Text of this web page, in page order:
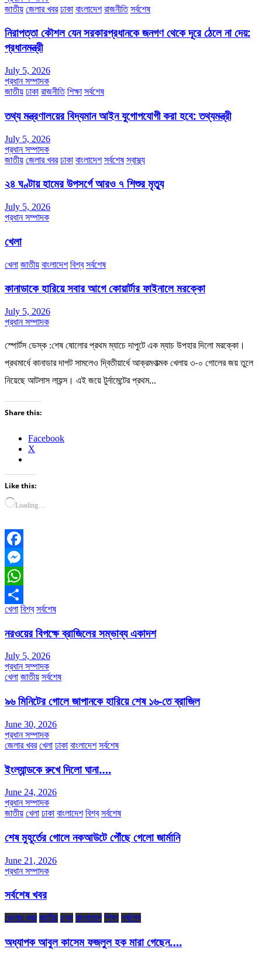
জাতীয় জেলার খবর ঢাকা বাংলাদেশ রাজনীতি সর্বশেষ
নিরাপত্তা কৌশল যেন সরকারপ্রধানকে জনগণ থেকে দূরে ঠেলে না দেয়:
প্রধানমন্ত্রী
July 5, 2026
প্রধান সম্পাদক
জাতীয় ঢাকা রাজনীতি শিক্ষা সর্বশেষ
তথ্য মন্ত্রণালয়ের বিদ্যমান আইন যুগোপযোগী করা হবে: তথ্যমন্ত্রী
July 5, 2026
প্রধান সম্পাদক
জাতীয় জেলার খবর ঢাকা বাংলাদেশ সর্বশেষ স্বাস্থ্য
২৪ ঘণ্টায় হামের উপসর্গে আরও ৭ শিশুর মৃত্যু
July 5, 2026
প্রধান সম্পাদক
খেলা
খেলা জাতীয় বাংলাদেশ বিশ্ব সর্বশেষ
কানাডাকে হারিয়ে সবার আগে কোয়ার্টার ফাইনালে মরক্কো
July 5, 2026
প্রধান সম্পাদক
স্পোর্টস ডেস্ক :শেষ ষোলোর প্রথম ম্যাচে দাপুটে এক ম্যাচ উপহার দিলো মরক্কো।
প্রথমার্ধে কানাডার দাপট সামলেও দ্বিতীয়ার্ধে আক্রমণাত্মক খেলায় ৩-০ গোলের জয় তুলে
নিয়েছে আটলাস লায়ন্স। এই জয়ে টুর্নামেন্টের প্রথম…
Share this:
Facebook
X
Like this:
Loading…
Facebook
Messenger
WhatsApp
Share
খেলা বিশ্ব সর্বশেষ
নরওয়ের বিপক্ষে ব্রাজিলের সম্ভাব্য একাদশ
July 5, 2026
প্রধান সম্পাদক
খেলা জাতীয় সর্বশেষ
৯৬ মিনিটের গোলে জাপানকে হারিয়ে শেষ ১৬-তে ব্রাজিল
June 30, 2026
প্রধান সম্পাদক
জেলার খবর খেলা ঢাকা বাংলাদেশ সর্বশেষ
ইংল্যান্ডকে রুখে দিলো ঘানা….
June 24, 2026
প্রধান সম্পাদক
জাতীয় খেলা ঢাকা বাংলাদেশ বিশ্ব সর্বশেষ
শেষ মুহূর্তের গোলে নকআউটে পৌঁছে গেলো জার্মানি
June 21, 2026
প্রধান সম্পাদক
সর্বশেষ খবর
জেলার খবর জাতীয় ঢাকা বাংলাদেশ শিক্ষা সর্বশেষ
অধ্যাপক আবুল কাসেম ফজলুল হক মারা গেছেন….